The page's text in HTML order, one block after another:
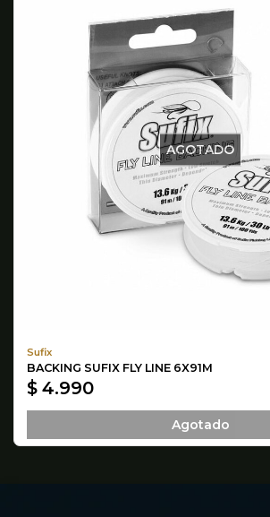
AGOTADO
Sufix
BACKING SUFIX FLY LINE 6X91M
$ 4.990
Agotado